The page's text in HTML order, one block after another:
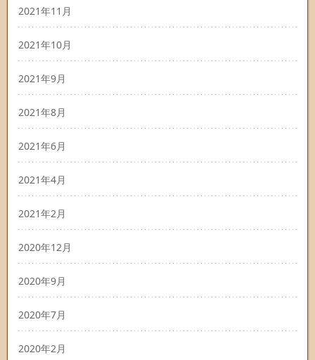
2021年11月
2021年10月
2021年9月
2021年8月
2021年6月
2021年4月
2021年2月
2020年12月
2020年9月
2020年7月
2020年2月